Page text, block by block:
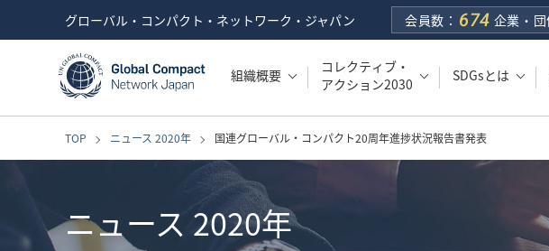
組織概要
コレクティブ・
アクション2030
SDGsとは
グローバル・コンパクト・ネットワーク・ジャパン 会員数： 674 企業・団
TOP ニュース 2020年 国連グローバル・コンパクト20周年進捗状況報告書発表
ニュース 2020年